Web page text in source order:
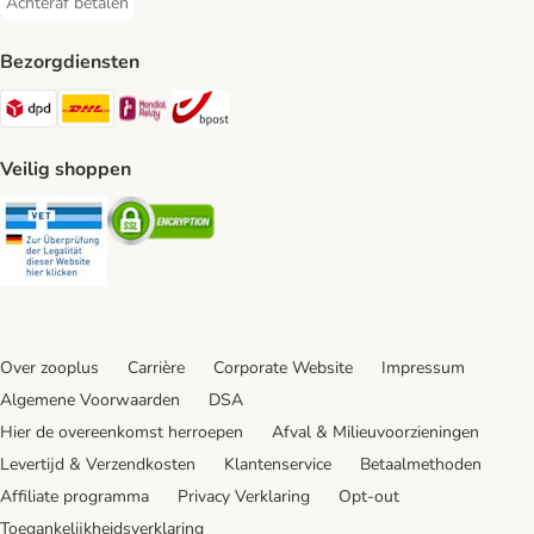
Achteraf betalen Payment Method
Bezorgdiensten
Dpd Shipping Method
DHL Shipping Method
Mondial Relay Shipping Method
Veilig shoppen
Security Security
Over zooplus Carrière Corporate Website
Impressum
Algemene Voorwaarden
DSA
Hier de overeenkomst herroepen
Afval & Milieuvoorzieningen
Levertijd & Verzendkosten
Klantenservice
Betaalmethoden
Affiliate programma
Privacy Verklaring
Opt-out
Toegankelijkheidsverklaring